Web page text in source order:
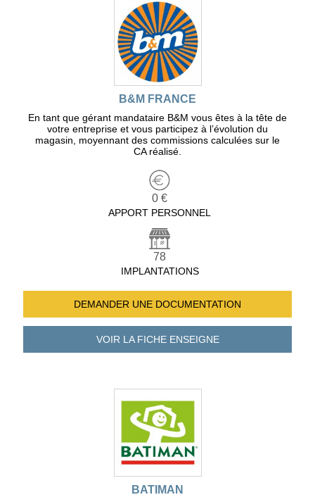
B&M FRANCE
En tant que gérant mandataire B&M vous êtes à la tête de
votre entreprise et vous participez à l’évolution du
magasin, moyennant des commissions calculées sur le
CA réalisé.
0 €
APPORT PERSONNEL
78
IMPLANTATIONS
DEMANDER UNE DOCUMENTATION
VOIR LA FICHEENSEIGNE
BATIMAN